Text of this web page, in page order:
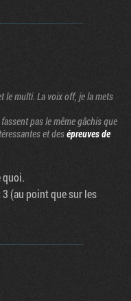
le multi. La voix off, je la mets
pas le même gâchis que
et desépreuves de
quoi.
(au point que sur les